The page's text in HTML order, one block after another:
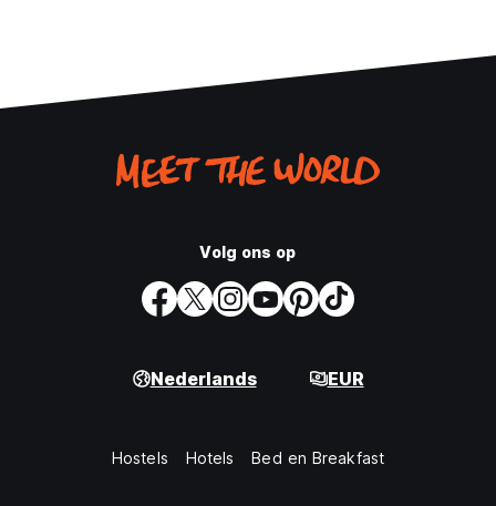
Volg ons op
Nederlands EUR
Hostels Hotels Bed en Breakfast